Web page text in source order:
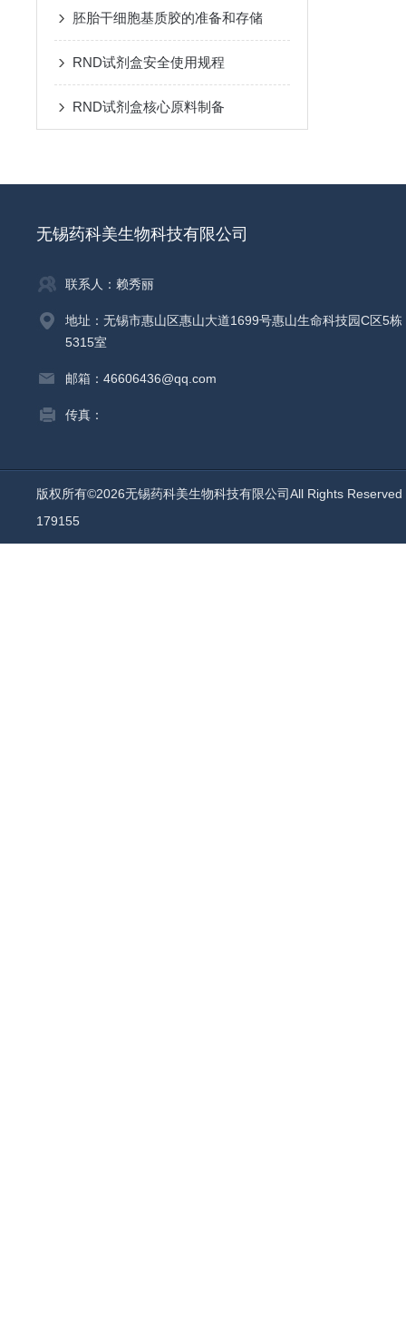
胚胎干细胞基质胶的准备和存储
RND试剂盒安全使用规程
RND试剂盒核心原料制备
无锡药科美生物科技有限公司
联系人：赖秀丽
地址：无锡市惠山区惠山大道1699号惠山生命科技园C区5栋
5315室
邮箱：46606436@qq.com
传真：
版权所有©2026无锡药科美生物科技有限公司All Rights
179155